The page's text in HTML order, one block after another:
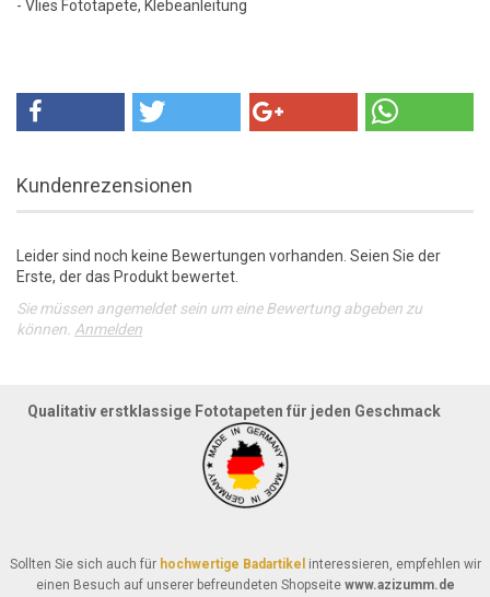
- Vlies Fototapete, Klebeanleitung
Kundenrezensionen
Leider sind noch keine Bewertungen vorhanden. Seien Sie der
Erste, der das Produkt bewertet.
Sie müssen angemeldet sein um eine Bewertung abgeben zu
können. Anmelden
Qualitativ erstklassige Fototapeten für jeden Geschmack
Sollten Sie sich auch für hochwertige Badartikel interessieren, empfehlen wir
einen Besuch auf unserer befreundeten Shopseite www.azizumm.de